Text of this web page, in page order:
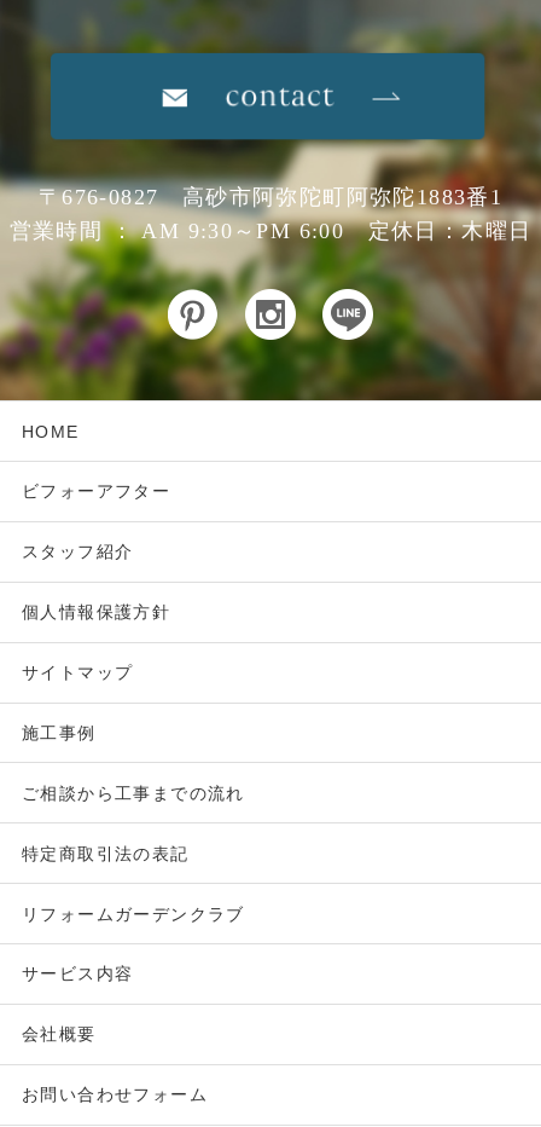
〒676-0827 高砂市阿弥陀町阿弥陀1883番1
営業時間 ： AM 9:30～PM 6:00 定休日：木曜日
HOME
ビフォーアフター
スタッフ紹介
個人情報保護方針
サイトマップ
施工事例
ご相談から工事までの流れ
特定商取引法の表記
リフォームガーデンクラブ
サービス内容
会社概要
お問い合わせフォーム